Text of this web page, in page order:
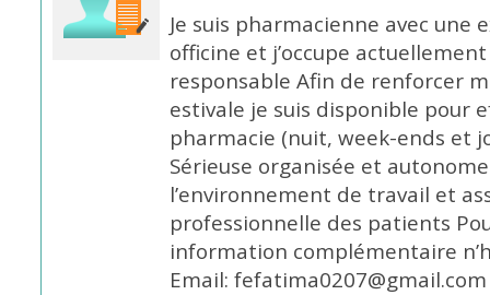
Je suis pharmacienne avec
officine et j’occupe
responsable Afin de renforcer
estivale je suis disponible pour
pharmacie (nuit, week-ends et
Sérieuse organisée et
l’environnement de travail et
professionnelle des patients
information complémentaire
Email: fefatima0207@gmail.com